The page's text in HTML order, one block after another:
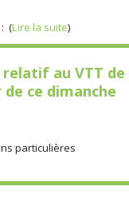
: (Lire la suite)
au VTT de
ce dimanche
particulières